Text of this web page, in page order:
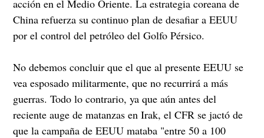
acción en el Medio Oriente. La estrategia coreana de
China refuerza su continuo plan de desafiar a EEUU
por el control del petróleo del Golfo Pérsico.
No debemos concluir que el que al presente EEUU se
vea esposado militarmente, que no recurrirá a más
guerras. Todo lo contrario, ya que aún antes del
reciente auge de matanzas en Irak, el CFR se jactó de
que la campaña de EEUU mataba "entre 50 a 100